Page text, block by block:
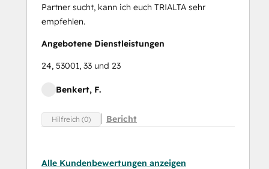
Partner sucht, kann ich euch TRIALTA sehr
empfehlen.
Angebotene Dienstleistungen
24, 53001, 33 und 23
Benkert, F.
Hilfreich (0) Bericht
Alle Kundenbewertungen anzeigen